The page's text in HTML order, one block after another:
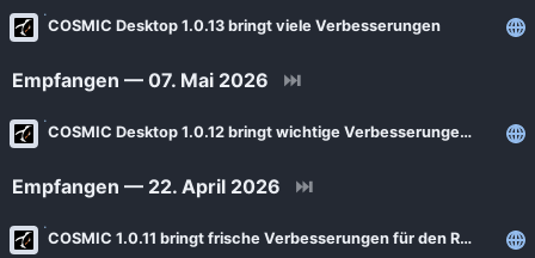
COSMIC Desktop 1.0.13 bringt viele Verbesserungen
Empfangen — 07. Mai 2026 ⏭
COSMIC Desktop 1.0.12 bringt wichtige Verbesserungen für den Alltag
Empfangen — 22. April 2026 ⏭
COSMIC 1.0.11 bringt frische Verbesserungen für den Rust‑Desktop